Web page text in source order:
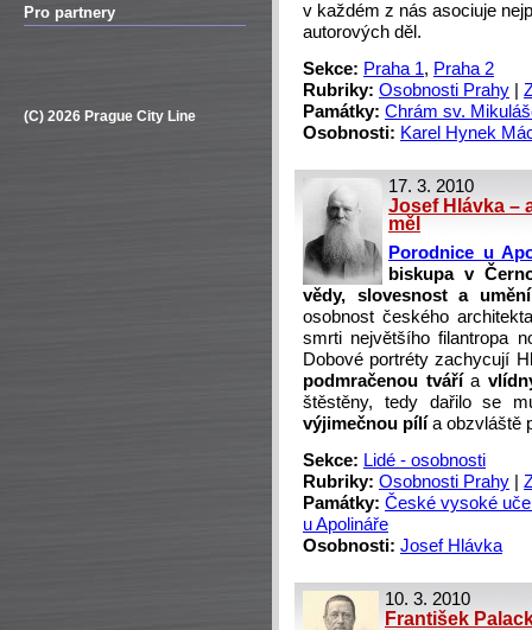
Pro partnery
(C) 2026 Prague City Line
v každém z nás asociuje
autorových děl.
Sekce: Praha 1, Praha 2
Rubriky: Osobnosti Prahy
Památky: Chrám sv.
Osobnosti: Karel Hynek
17. 3. 2010
Josef Hlávka –
měl
Porodnice u
biskupa v
vědy, slovesnost a umění
osobnost českého
smrti největšího filantropa
Dobové portréty zachycují
podmračenou tvářía
štěstěny, tedy dařilo se
výjimečnou pílí a obzvláště
Sekce: Lidé - osobnosti
Rubriky: Osobnosti Prahy
Památky: České vysoké
u Apolináře
Osobnosti: Josef Hlávka
10. 3. 2010
František